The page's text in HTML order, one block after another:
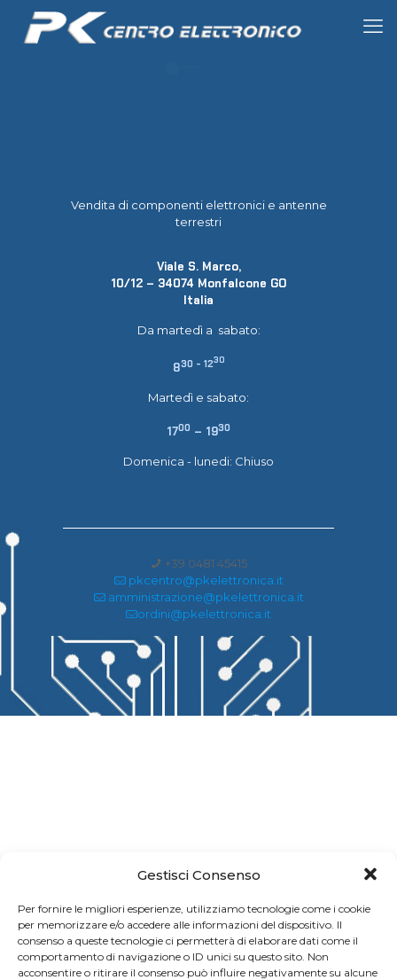
Gestisci Consenso
Per fornire le migliori esperienze, utilizziamo tecnologie come i cookie
per memorizzare e/o accedere alle informazioni del dispositivo. Il
consenso a queste tecnologie ci permetterà di elaborare dati come il
comportamento di navigazione o ID unici su questo sito. Non
acconsentire o ritirare il consenso può influire negativamente su alcune
Vendita di componenti elettronici e antenne
terrestri
Viale S. Marco,
10/12 – 34074 Monfalcone GO
Italia
Da martedì a sabato:
830 - 1230
Martedì e sabato:
1700 – 1930
Domenica - lunedi: Chiuso
+39 0481 45415
pkcentro@pkelettronica.it
amministrazione@pkelettronica.it
ordini@pkelettronica.it